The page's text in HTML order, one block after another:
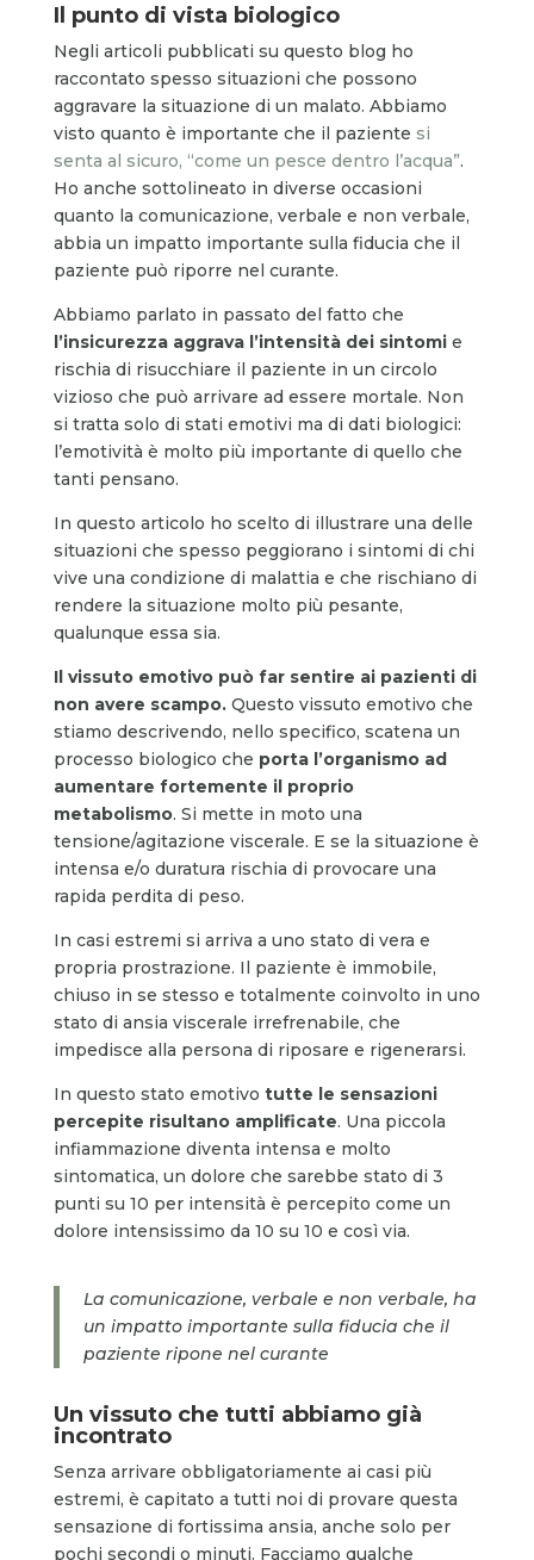
Il punto di vista biologico
Negli articoli pubblicati su questo blog ho
raccontato spesso situazioni che possono
aggravare la situazione di un malato. Abbiamo
visto quanto è importante che il paziente si
senta al sicuro, “come un pesce dentro l’acqua”.
Ho anche sottolineato in diverse occasioni
quanto la comunicazione, verbale e non verbale,
abbia un impatto importante sulla fiducia che il
paziente può riporre nel curante.
Abbiamo parlato in passato del fatto che
l’insicurezza aggrava l’intensità dei sintomi e
rischia di risucchiare il paziente in un circolo
vizioso che può arrivare ad essere mortale. Non
si tratta solo di stati emotivi ma di dati biologici:
l’emotività è molto più importante di quello che
tanti pensano.
In questo articolo ho scelto di illustrare una delle
situazioni che spesso peggiorano i sintomi di chi
vive una condizione di malattia e che rischiano di
rendere la situazione molto più pesante,
qualunque essa sia.
Il vissuto emotivo può far sentire ai pazienti di
non avere scampo.Questo vissuto emotivo che
stiamo descrivendo, nello specifico, scatena un
processo biologico che porta l’organismo ad
aumentare fortemente il proprio
metabolismo. Si mette in moto una
tensione/agitazione viscerale. E se la situazione è
intensa e/o duratura rischia di provocare una
rapida perdita di peso.
In casi estremi si arriva a uno stato di vera e
propria prostrazione. Il paziente è immobile,
chiuso in se stesso e totalmente coinvolto in uno
stato di ansia viscerale irrefrenabile, che
impedisce alla persona di riposare e rigenerarsi.
In questo stato emotivo tutte le sensazioni
percepite risultano amplificate. Una piccola
infiammazione diventa intensa e molto
sintomatica, un dolore che sarebbe stato di 3
punti su 10 per intensità è percepito come un
dolore intensissimo da 10 su 10 e così via.
La comunicazione, verbale e non verbale, ha
un impatto importante sulla fiducia che il
paziente ripone nel curante
Un vissuto che tutti abbiamo già
incontrato
Senza arrivare obbligatoriamente ai casi più
estremi, è capitato a tutti noi di provare questa
sensazione di fortissima ansia, anche solo per
pochi secondi o minuti. Facciamo qualche